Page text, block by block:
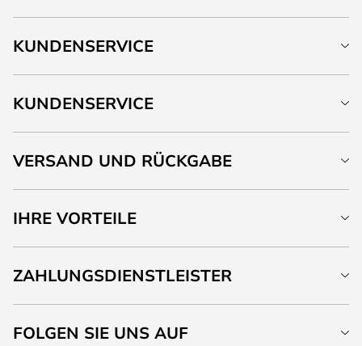
KUNDENSERVICE
KUNDENSERVICE
VERSAND UND RÜCKGABE
IHRE VORTEILE
ZAHLUNGSDIENSTLEISTER
FOLGEN SIE UNS AUF